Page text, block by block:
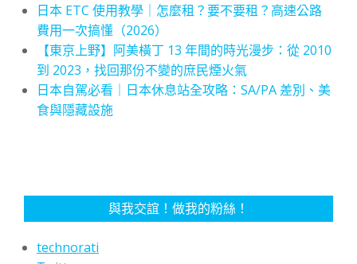
日本 ETC 使用教學｜怎麼租？要不要租？高速公路
費用一次搞懂（2026）
【東京上野】阿美橫丁 13 年間的時光漫步：從 2010
到 2023，找回那份不變的庶民煙火氣
日本自駕必看｜日本休息站全攻略：SA/PA 差別、美
食與隱藏設施
與我交誼！做我的粉絲！
technorati